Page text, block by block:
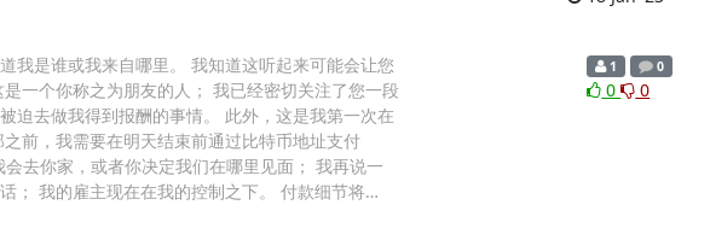
我是谁或我来自哪里。 我知道这听起来可能会让您
一个你称之为朋友的人； 我已经密切关注了您一段
迫去做我得到报酬的事情。 此外，这是我第一次在
前，我需要在明天结束前通过比特币地址支付
去你家，或者你决定我们在哪里见面； 我再说一
； 我的雇主现在在我的控制之下。 付款细节将…
1 0
0 0